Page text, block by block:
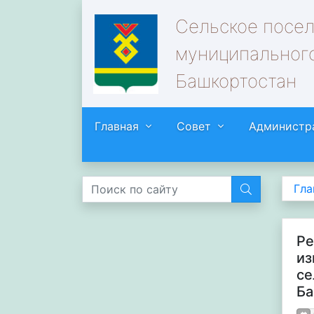
Сельское
Башкортостан
Главная Совет